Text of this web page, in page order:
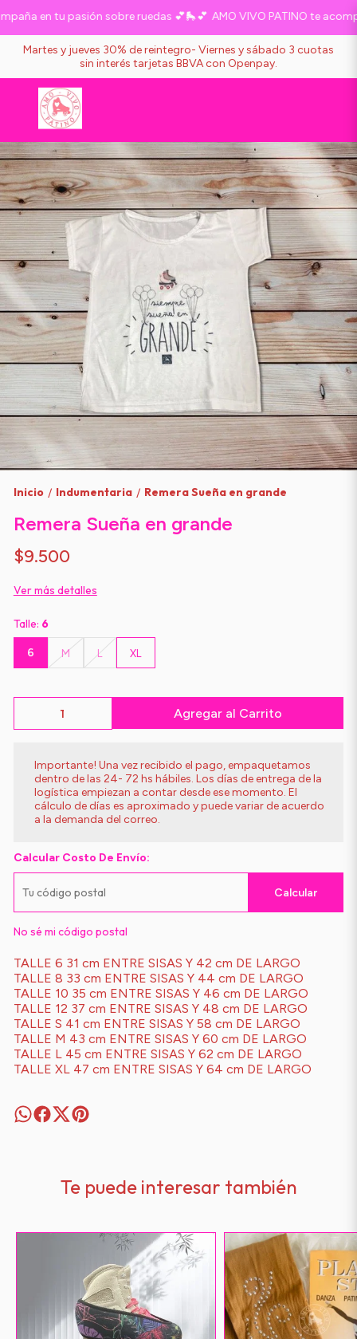
en tu pasión sobre ruedas 💕🛼💕 AMO VIVO PATINO te
Martes y jueves 30% de reintegro- Viernes y sábado 3 cuotas
sin interés tarjetas BBVA con Openpay.
Inicio / Indumentaria / Remera Sueña en grande
Remera Sueña en grande
$9.500
Ver más detalles
Talle: 6
6 M L XL
Agregar al Carrito
Importante! Una vez recibido el pago, empaquetamos
dentro de las 24- 72 hs hábiles. Los días de entrega de la
logística empiezan a contar desde ese momento. El
cálculo de días es aproximado y puede variar de acuerdo
a la demanda del correo.
Calcular Costo De Envío:
Calcular
No sé mi código postal
TALLE 6 31 cm ENTRE SISAS Y 42 cm DE LARGO
TALLE 8 33 cm ENTRE SISAS Y 44 cm DE LARGO
TALLE 10 35 cm ENTRE SISAS Y 46 cm DE LARGO
TALLE 12 37 cm ENTRE SISAS Y 48 cm DE LARGO
TALLE S 41 cm ENTRE SISAS Y 58 cm DE LARGO
TALLE M 43 cm ENTRE SISAS Y 60 cm DE LARGO
TALLE L 45 cm ENTRE SISAS Y 62 cm DE LARGO
TALLE XL 47 cm ENTRE SISAS Y 64 cm DE LARGO
Te puede interesar también